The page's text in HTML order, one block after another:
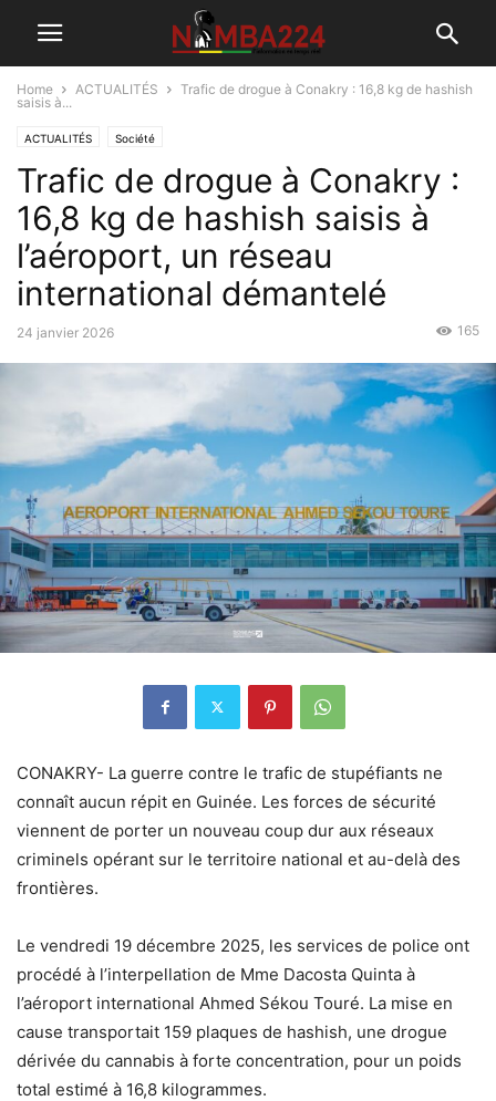
Home ACTUALITÉS
Trafic de drogue à Conakry : 16,8 kg de hashish
saisis à...
ACTUALITÉS Société
Trafic de drogue à Conakry :
16,8 kg de hashish saisis à
l’aéroport, un réseau
international démantelé
24 janvier 2026 165
CONAKRY- La guerre contre le trafic de stupéfiants ne
connaît aucun répit en Guinée. Les forces de sécurité
viennent de porter un nouveau coup dur aux réseaux
criminels opérant sur le territoire national et au-delà des
frontières.
Le vendredi 19 décembre 2025, les services de police ont
procédé à l’interpellation de Mme Dacosta Quinta à
l’aéroport international Ahmed Sékou Touré. La mise en
cause transportait 159 plaques de hashish, une drogue
dérivée du cannabis à forte concentration, pour un poids
total estimé à 16,8 kilogrammes.